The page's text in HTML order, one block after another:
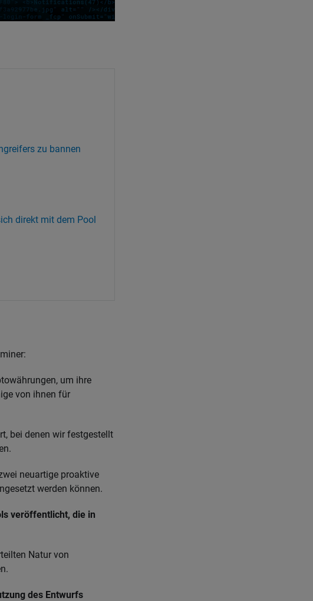
zu bannen
direkt mit dem Pool
um ihre
von ihnen für
bei denen wir festgestellt
neuartige proaktive
werden können.
veröffentlicht, die in
Natur von
des Entwurfs